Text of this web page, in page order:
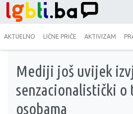
AKTUELNO LIČNE PRIČE AKTIVIZAM
Mediji još uvijek
senzacionalistički o
osobama